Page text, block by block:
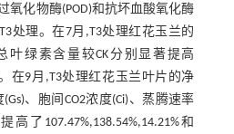
氧化物酶(POD)和抗坏血酸氧化酶
处理。在7月,T3处理红花玉兰的
叶绿素含量较CK分别显著提高
。在9月,T3处理红花玉兰叶片的净
、胞间CO2浓度(Ci)、蒸腾速率
了107.47%,138.54%,14.21%和